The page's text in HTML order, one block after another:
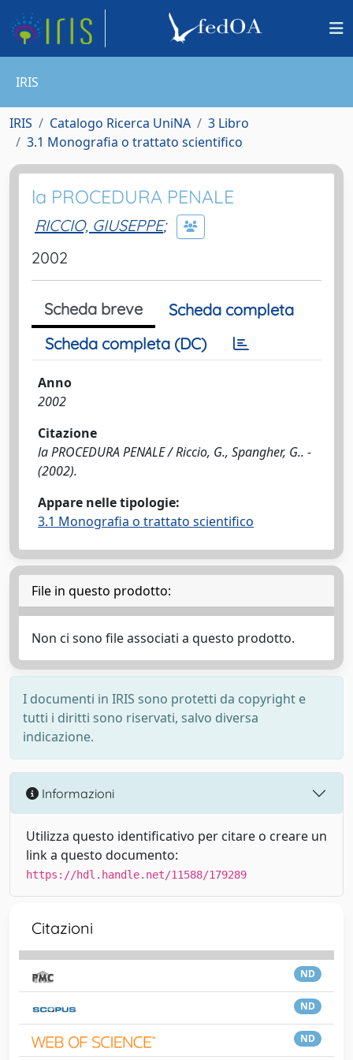
IRIS
IRIS Catalogo Ricerca UniNA
3 Libro
3.1 Monografia o trattato scientifico
la PROCEDURA PENALE
RICCIO, GIUSEPPE;
2002
Scheda breve
Scheda completa
Scheda completa (DC)
Anno
2002
Citazione
la PROCEDURA PENALE / Riccio, G., Spangher, G.. -
(2002).
Appare nelle tipologie:
3.1 Monografia o trattato scientifico
File in questo prodotto:
Non ci sono file associati a questo prodotto.
I documenti in IRIS sono protetti da copyright e
tutti i diritti sono riservati, salvo diversa
indicazione.
Informazioni
Utilizza questo identificativo per citare o creare un
link a questo documento:
https://hdl.handle.net/11588/179289
Citazioni
ND
ND
ND